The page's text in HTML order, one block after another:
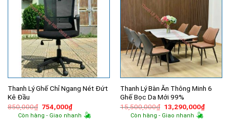
Thanh Lý Ghế Chỉ Ngang Nét Đứt
Kê Đầu
850,000₫ Giá
gốc
là:
754,000₫Giá
hiện
tại
Còn hàng - Giao nhanh
Thanh Lý Bàn Ăn Thông Minh 6
Ghế Bọc Da Mới 99%
15,500,000₫ Giá
gốc
là:
13,290,000₫Giá
hiện
Còn hàng - Giao nhanh